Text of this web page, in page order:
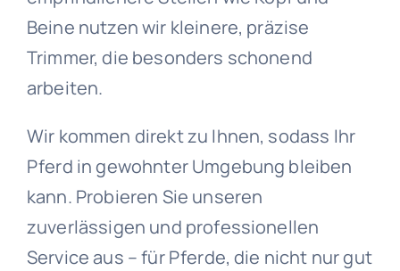
Beine nutzen wir kleinere, präzise
Trimmer, die besonders schonend
arbeiten.
Wir kommen direkt zu Ihnen, sodass Ihr
Pferd in gewohnter Umgebung bleiben
kann. Probieren Sie unseren
zuverlässigen und professionellen
Service aus – für Pferde, die nicht nur gut